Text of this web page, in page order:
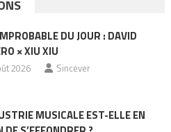
DU JOUR : DAVID
× XIU XIU
2026 Sincever
MUSICALE EST-ELLE EN